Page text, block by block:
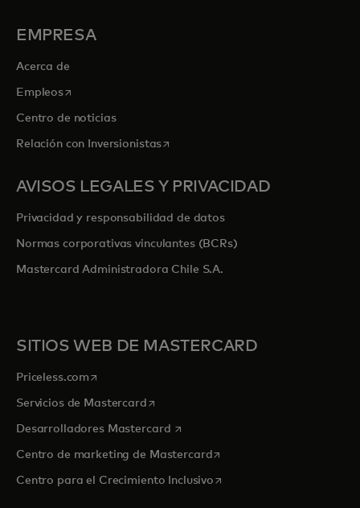
EMPRESA
Acerca de
Empleosse abre en una pestaña nueva
Centro de noticias
Relación con Inversionistasse abre en una pestaña nueva
AVISOS LEGALES Y PRIVACIDAD
Privacidad y responsabilidad de datos
Normas corporativas vinculantes (BCRs)
Mastercard Administradora Chile S.A.
SITIOS WEB DE MASTERCARD
Priceless.com se abre en una pestaña nueva
Servicios de Mastercardse abre en una pestaña nueva
Desarrolladores Mastercard se abre en una pestaña nueva
Centro de marketing de Mastercardse abre en una pestaña
Centro para el Crecimiento Inclusivose abre en una pestaña